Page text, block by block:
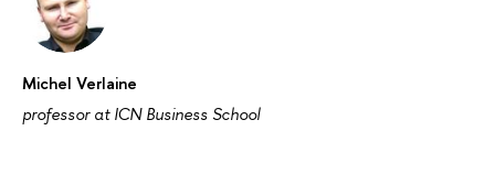
Michel Verlaine
professor at ICN Business School